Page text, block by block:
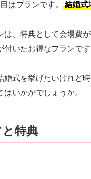
はプランです。 結婚式
は、特典として会場費
いたお得なプランです
婚式を挙げたいけれど
いかがでしょうか。
特典